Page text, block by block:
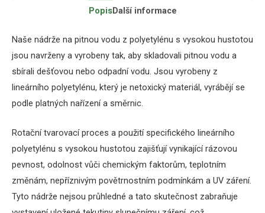
PopisDalší informace
Naše nádrže na pitnou vodu z polyetylénu s vysokou hustotou
jsou navrženy a vyrobeny tak, aby skladovali pitnou vodu a
sbírali dešťovou nebo odpadní vodu. Jsou vyrobeny z
lineárního polyetylénu, který je netoxický materiál, vyrábějí se
podle platných nařízení a směrnic.
Rotační tvarovací proces a použití specifického lineárního
polyetylénu s vysokou hustotou zajišťují vynikající rázovou
pevnost, odolnost vůči chemickým faktorům, teplotním
změnám, nepříznivým povětrnostním podmínkám a UV záření.
Tyto nádrže nejsou průhledné a tato skutečnost zabraňuje